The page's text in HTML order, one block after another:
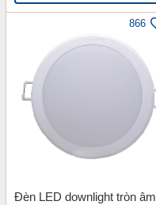
866
Đèn LED downlight tròn âm